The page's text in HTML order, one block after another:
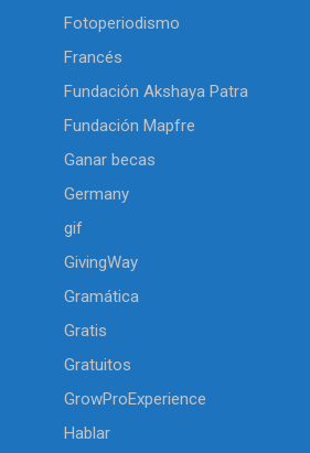
Fotoperiodismo
Francés
Fundación Akshaya Patra
Fundación Mapfre
Ganar becas
Germany
gif
GivingWay
Gramática
Gratis
Gratuitos
GrowProExperience
Hablar